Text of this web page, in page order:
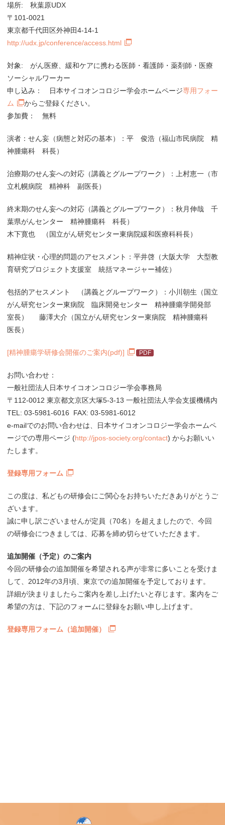
場所: 秋葉原UDX
〒101-0021
東京都千代田区外神田4-14-1
http://udx.jp/conference/access.html
対象: がん医療、緩和ケアに携わる医師・看護師・薬剤師・医療
ソーシャルワーカー
申し込み： 日本サイコオンコロジー学会ホームページ専用フォー
ム
からご登録ください。
参加費： 無料
演者：せん妄（病態と対応の基本）：平 俊浩（福山市民病院 精
神腫瘍科 科長）
治療期のせん妄への対応（講義とグループワーク）：上村恵一（市
立札幌病院 精神科 副医長）
終末期のせん妄への対応（講義とグループワーク）：秋月伸哉 千
葉県がんセンター 精神腫瘍科 科長）
木下寛也 （国立がん研究センター東病院緩和医療科科長）
精神症状・心理的問題のアセスメント：平井啓（大阪大学 大型教
育研究プロジェクト支援室 統括マネージャー補佐）
包括的アセスメント （講義とグループワーク）：小川朝生（国立
がん研究センター東病院 臨床開発センター 精神腫瘍学開発部
室長） 藤澤大介（国立がん研究センター東病院 精神腫瘍科
医長）
[精神腫瘍学研修会開催のご案内(pdf)]
お問い合わせ：
一般社団法人日本サイコオンコロジー学会事務局
〒112-0012 東京都文京区大塚5-3-13 一般社団法人学会支援機構内
TEL: 03-5981-6016 FAX: 03-5981-6012
e-mailでのお問い合わせは、日本サイコオンコロジー学会ホームペ
ージでの専用ページ (http://jpos-society.org/contact) からお願いい
たします。
登録専用フォーム
この度は、私どもの研修会にご関心をお持ちいただきありがとうご
ざいます。
誠に申し訳ございませんが定員（70名）を超えましたので、今回
の研修会につきましては、応募を締め切らせていただきます。
追加開催（予定）のご案内
今回の研修会の追加開催を希望される声が非常に多いことを受けま
して、2012年の3月頃、東京での追加開催を予定しております。
詳細が決まりましたらご案内を差し上げたいと存じます。案内をご
希望の方は、下記のフォームに登録をお願い申し上げます。
登録専用フォーム（追加開催）